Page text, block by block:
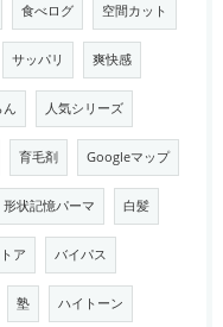
食べログ 空間カット
サッパリ 爽快感
ん 人気シリーズ
育毛剤 Googleマップ
形状記憶パーマ 白髪
ア バイパス
塾 ハイトーン